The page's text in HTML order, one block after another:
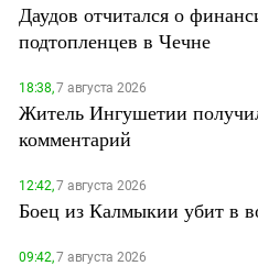
Даудов отчитался о
подтопленцев в Чечне
18:38,7 августа 2026
Житель Ингушетии
комментарий
12:42,7 августа 2026
Боец из Калмыкии убит в
09:42,7 августа 2026